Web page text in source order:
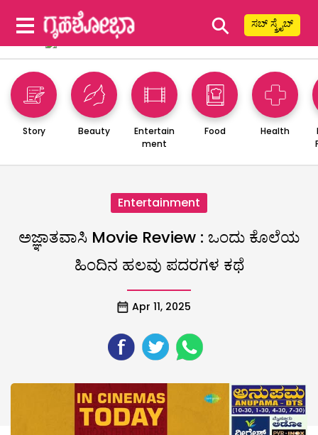
⚲ ಸಬ್ ಸ್ಕ್ರೈಬ್
Story Beauty
Entertain
ment
Food Health
Entertainment
ಅಜ್ಞಾತವಾಸಿ Movie Review : ಒಂದು ಕೊಲೆಯ
ಹಿಂದಿನ ಹಲವು ಪದರಗಳ ಕಥೆ
Apr 11, 2025